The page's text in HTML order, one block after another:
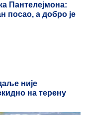
Пантелејмона:
посао, а добро је
није
на терену